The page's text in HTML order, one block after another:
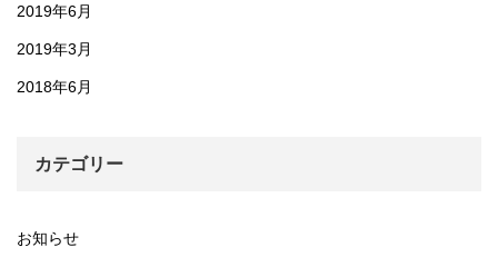
2019年6月
2019年3月
2018年6月
カテゴリー
お知らせ